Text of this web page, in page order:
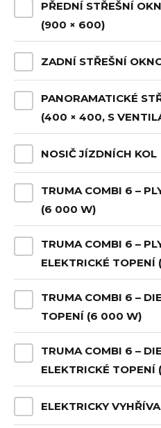
PŘEDNÍ STŘEŠNÍ
(900 × 600)
ZADNÍ STŘEŠNÍ
PANORAMATICKÉ
(400 × 400, S
NOSIČ JÍZDNÍCH KOL
TRUMA COMBI 6 –
(6 000 W)
TRUMA COMBI 6 –
ELEKTRICKÉ
TRUMA COMBI 6 –
TOPENÍ (6 000 W)
TRUMA COMBI 6 –
ELEKTRICKÉ
ELEKTRICKY